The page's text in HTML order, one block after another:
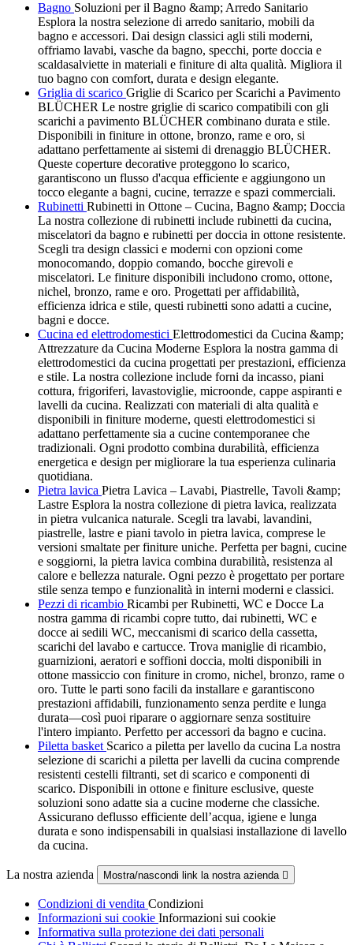
Bagno Soluzioni per il Bagno &amp; Arredo Sanitario
Esplora la nostra selezione di arredo sanitario, mobili da
bagno e accessori. Dai design classici agli stili moderni,
offriamo lavabi, vasche da bagno, specchi, porte doccia e
scaldasalviette in materiali e finiture di alta qualità. Migliora il
tuo bagno con comfort, durata e design elegante.
Griglia di scarico Griglie di Scarico per Scarichi a Pavimento
BLÜCHER Le nostre griglie di scarico compatibili con gli
scarichi a pavimento BLÜCHER combinano durata e stile.
Disponibili in finiture in ottone, bronzo, rame e oro, si
adattano perfettamente ai sistemi di drenaggio BLÜCHER.
Queste coperture decorative proteggono lo scarico,
garantiscono un flusso d'acqua efficiente e aggiungono un
tocco elegante a bagni, cucine, terrazze e spazi commerciali.
Rubinetti Rubinetti in Ottone – Cucina, Bagno &amp; Doccia
La nostra collezione di rubinetti include rubinetti da cucina,
miscelatori da bagno e rubinetti per doccia in ottone resistente.
Scegli tra design classici e moderni con opzioni come
monocomando, doppio comando, bocche girevoli e
miscelatori. Le finiture disponibili includono cromo, ottone,
nichel, bronzo, rame e oro. Progettati per affidabilità,
efficienza idrica e stile, questi rubinetti sono adatti a cucine,
bagni e docce.
Cucina ed elettrodomestici Elettrodomestici da Cucina &amp;
Attrezzature da Cucina Moderne Esplora la nostra gamma di
elettrodomestici da cucina progettati per prestazioni, efficienza
e stile. La nostra collezione include forni da incasso, piani
cottura, frigoriferi, lavastoviglie, microonde, cappe aspiranti e
lavelli da cucina. Realizzati con materiali di alta qualità e
disponibili in finiture moderne, questi elettrodomestici si
adattano perfettamente sia a cucine contemporanee che
tradizionali. Ogni prodotto combina durabilità, efficienza
energetica e design per migliorare la tua esperienza culinaria
quotidiana.
Pietra lavica Pietra Lavica – Lavabi, Piastrelle, Tavoli &amp;
Lastre Esplora la nostra collezione di pietra lavica, realizzata
in pietra vulcanica naturale. Scegli tra lavabi, lavandini,
piastrelle, lastre e piani tavolo in pietra lavica, comprese le
versioni smaltate per finiture uniche. Perfetta per bagni, cucine
e soggiorni, la pietra lavica combina durabilità, resistenza al
calore e bellezza naturale. Ogni pezzo è progettato per portare
stile senza tempo e funzionalità in interni moderni e classici.
Pezzi di ricambio Ricambi per Rubinetti, WC e Docce La
nostra gamma di ricambi copre tutto, dai rubinetti, WC e
docce ai sedili WC, meccanismi di scarico della cassetta,
scarichi del lavabo e cartucce. Trova maniglie di ricambio,
guarnizioni, aeratori e soffioni doccia, molti disponibili in
ottone massiccio con finiture in cromo, nichel, bronzo, rame o
oro. Tutte le parti sono facili da installare e garantiscono
prestazioni affidabili, funzionamento senza perdite e lunga
durata—così puoi riparare o aggiornare senza sostituire
l'intero impianto. Perfetto per accessori da bagno e cucina.
Piletta basket Scarico a piletta per lavello da cucina La nostra
selezione di scarichi a piletta per lavelli da cucina comprende
resistenti cestelli filtranti, set di scarico e componenti di
scarico. Disponibili in ottone e finiture esclusive, queste
soluzioni sono adatte sia a cucine moderne che classiche.
Assicurano deflusso efficiente dell’acqua, igiene e lunga
durata e sono indispensabili in qualsiasi installazione di lavello
da cucina.
La nostra azienda Mostra/nascondi link la nostra azienda 
Condizioni di vendita Condizioni
Informazioni sui cookie Informazioni sui cookie
Informativa sulla protezione dei dati personali